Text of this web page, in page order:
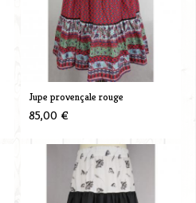
Jupe provençale rouge
85,00 €